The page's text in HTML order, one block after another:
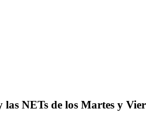
NETs de los Martes y